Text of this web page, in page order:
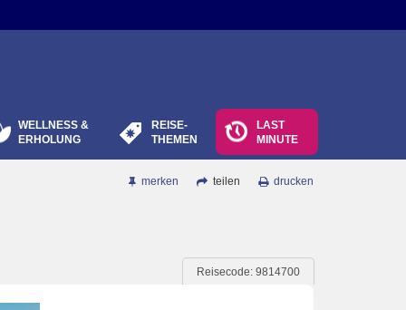
WELLNESS &
ERHOLUNG
REISE-
THEMEN
LAST
MINUTE
drucken
teilen
merken
Reisecode: 9814700